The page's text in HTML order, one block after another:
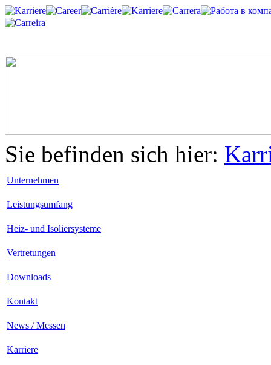
Sie befinden sich hier:
Unternehmen
Leistungsumfang
Heiz- und Isoliersysteme
Vertretungen
Downloads
Kontakt
News / Messen
Karriere